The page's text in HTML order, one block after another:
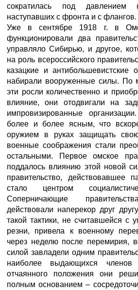
сократилась под давлением
наступавших с фронта и с флангов.
Уже в сентябре 1918 г. в
функционировали два
управляло Сибирью, и другое,
на роль всероссийского
казацкие и антибольшевистские
набирали вооруженные силы. По
эти росли количественно и
влияние, они отодвигали на
импровизированные
более и более ясным, что
оружием в руках защищать
военные соображения стали
остальными. Первое омское
поддалось влиянию этой новой
правительство, действовавшее
стало центром
Соперничающие
действовали наперекор друг
такой тактики, не считавшейся с
резни, привела к военному
через неделю после перемирия,
силой завладели одним
наиболее выдающихся
отчаянного положения они
полным основанием –